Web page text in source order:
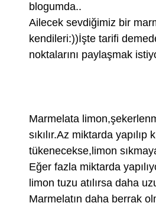
blogumda..
Ailecek sevdiğimiz bir
kendileri:))İşte tarifi
noktalarını paylaşmak
Marmelata
sıkılır.Az miktarda yapılıp
tükenecekse,limon
Eğer fazla miktarda
limon tuzu atılırsa daha
Marmelatın daha berrak